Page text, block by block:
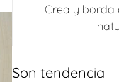
Crea y borda
Son tendencia